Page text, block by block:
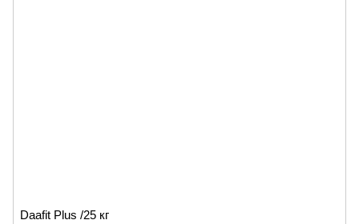
Daafit Plus /25 кг